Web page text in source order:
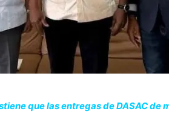
que las entregas de DASAC de